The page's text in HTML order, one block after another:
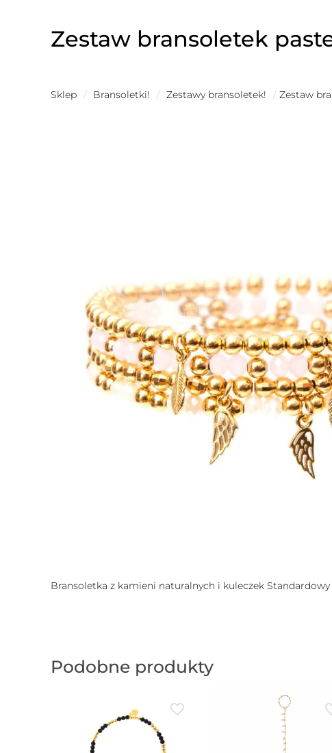
Zestaw bransoletek
Sklep / Bransoletki! / Zestawy bransoletek! / Zestaw
Bransoletka z kamieni naturalnych i kuleczek
Podobne produkty